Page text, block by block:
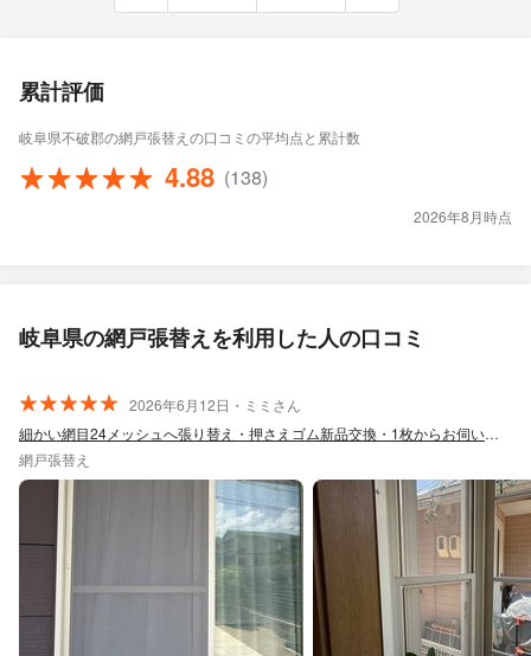
累計評価
岐阜県不破郡の網戸張替えの口コミの平均点と累計数
4.88 (138)
2026年8月時点
岐阜県の網戸張替えを利用した人の口コミ
2026年6月12日・ミミさん
細かい網目24メッシュへ張り替え・押さえゴム新品交換・1枚からお伺いいたします
網戸張替え